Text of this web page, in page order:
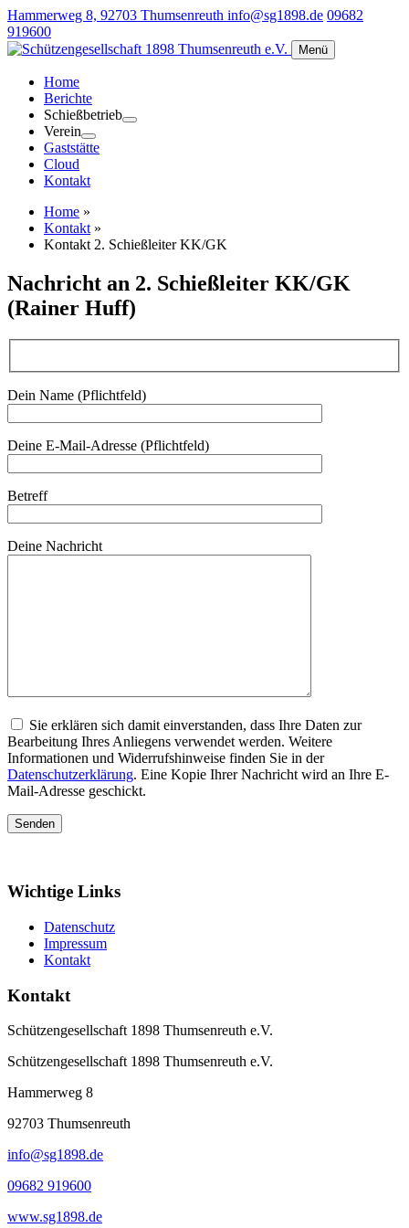
Hammerweg 8, 92703 Thumsenreuth info@sg1898.de 09682
919600
Menü
Home
Berichte
Schießbetrieb
Verein
Gaststätte
Cloud
Kontakt
Home »
Kontakt »
Kontakt 2. Schießleiter KK/GK
Nachricht an 2. Schießleiter KK/GK
(Rainer Huff)
Dein Name (Pflichtfeld)
Deine E-Mail-Adresse (Pflichtfeld)
Betreff
Deine Nachricht
Sie erklären sich damit einverstanden, dass Ihre Daten zur
Bearbeitung Ihres Anliegens verwendet werden. Weitere
Informationen und Widerrufshinweise finden Sie in der
Datenschutzerklärung. Eine Kopie Ihrer Nachricht wird an Ihre E-
Mail-Adresse geschickt.
Wichtige Links
Datenschutz
Impressum
Kontakt
Kontakt
Schützengesellschaft 1898 Thumsenreuth e.V.
Schützengesellschaft 1898 Thumsenreuth e.V.
Hammerweg 8
92703 Thumsenreuth
info@sg1898.de
09682 919600
www.sg1898.de